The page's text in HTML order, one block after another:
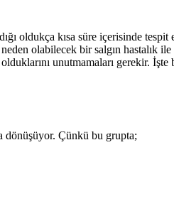
oldukça kısa süre içerisinde
olabilecek bir salgın hastalık
unutmamaları gerekir.
dönüşüyor. Çünkü bu grupta;